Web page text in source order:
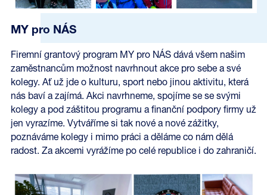
MY pro NÁS
Firemní grantový program MY pro NÁS dává všem našim
zaměstnancům možnost navrhnout akce pro sebe a své
kolegy. Ať už jde o kulturu, sport nebo jinou aktivitu, která
nás baví a zajímá. Akci navrhneme, spojíme se se svými
kolegy a pod záštitou programu a finanční podpory firmy už
jen vyrazíme. Vytváříme si tak nové a nové zážitky,
poznáváme kolegy i mimo práci a děláme co nám dělá
radost. Za akcemi vyrážíme po celé republice i do zahraničí.